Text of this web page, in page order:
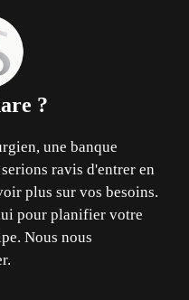
?
une banque
ravis d'entrer en
plus sur vos besoins.
pour planifier votre
Nous nous